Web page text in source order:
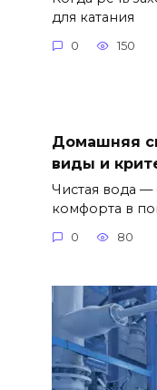
для катания
0 150
Домашняя
виды и
Чистая вода —
комфорта в
0 80